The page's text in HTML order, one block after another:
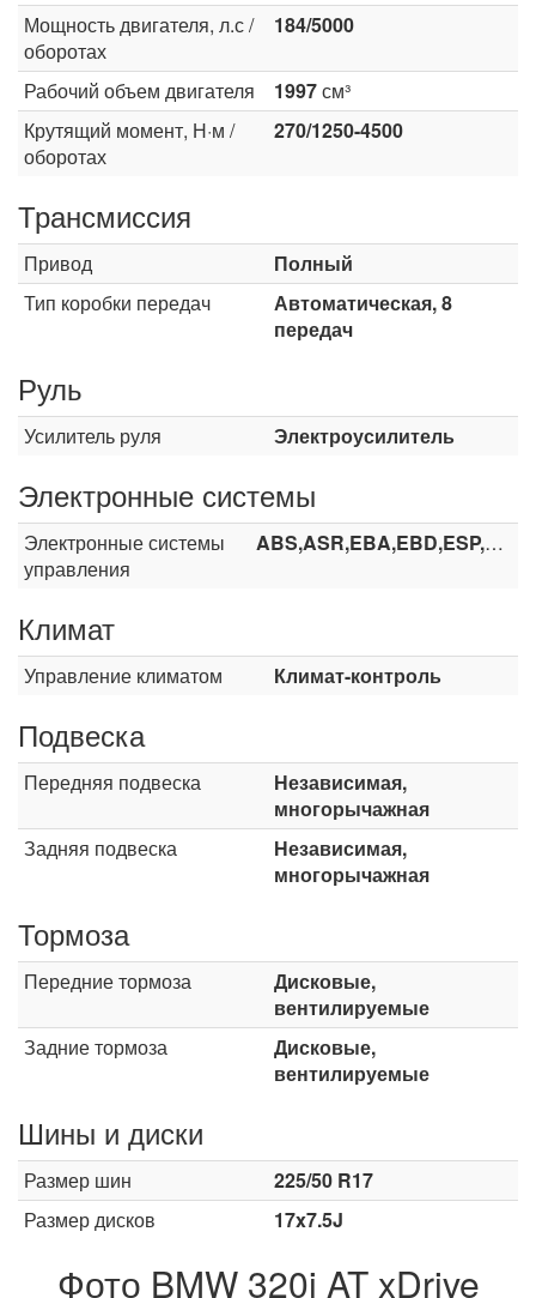
Мощность двигателя, л.с /
оборотах
184/5000
Рабочий объем двигателя 1997см³
Крутящий момент, Н·м /
оборотах
270/1250-4500
Трансмиссия
Привод
Полный
Тип коробки передач
Автоматическая, 8
передач
Руль
Усилитель руля Электроусилитель
Электронные системы
Электронные системы
управления
ABS,ASR,EBA,EBD,ESP,TCS
Климат
Управление климатом Климат-контроль
Подвеска
Передняя подвеска
Независимая,
многорычажная
Задняя подвеска
Независимая,
многорычажная
Тормоза
Передние тормоза
Дисковые,
вентилируемые
Задние тормоза
Дисковые,
вентилируемые
Шины и диски
Размер шин
225/50 R17
Размер дисков
17x7.5J
Фото BMW 320i AT xDrive